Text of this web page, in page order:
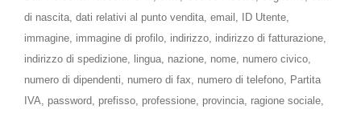
di nascita, dati relativi al punto vendita, email, ID Utente,
immagine, immagine di profilo, indirizzo, indirizzo di fatturazione,
indirizzo di spedizione, lingua, nazione, nome, numero civico,
numero di dipendenti, numero di fax, numero di telefono, Partita
IVA, password, prefisso, professione, provincia, ragione sociale,